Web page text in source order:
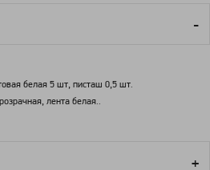
белая 5 шт, писташ 0,5 шт.
лента белая..